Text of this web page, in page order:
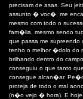
precisam de asas. Seu
assunto � voc�, me
mesmo com todo o
fam�lia, mesmo sendo
que passa me
tenho o melhor �dolo do
brilhando dentro do
conseguiu o que tanto
consegue alcan�ar.
proteja de todo o mal
(n�o vejo � hora). E